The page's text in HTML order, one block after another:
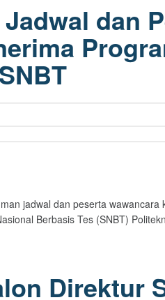
dan
jadwal dan peserta
Berbasis Tes (SNBT)
Direktur